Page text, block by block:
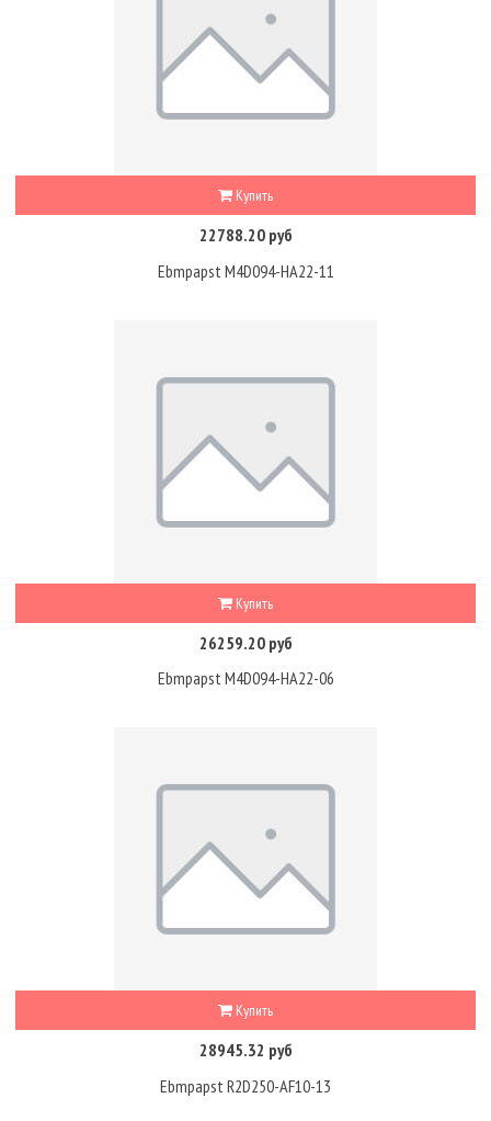
Купить
22788.20 руб
Ebmpapst M4D094-HA22-11
Купить
26259.20 руб
Ebmpapst M4D094-HA22-06
Купить
28945.32 руб
Ebmpapst R2D250-AF10-13